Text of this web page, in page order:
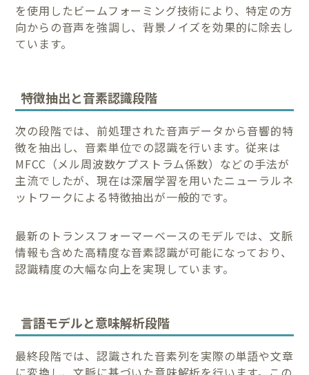
を使用したビームフォーミング技術により、特定の方
向からの音声を強調し、背景ノイズを効果的に除去し
ています。
特徴抽出と音素認識段階
次の段階では、前処理された音声データから音響的特
徴を抽出し、音素単位での認識を行います。従来は
MFCC（メル周波数ケプストラム係数）などの手法が
主流でしたが、現在は深層学習を用いたニューラルネ
ットワークによる特徴抽出が一般的です。
最新のトランスフォーマーベースのモデルでは、文脈
情報も含めた高精度な音素認識が可能になっており、
認識精度の大幅な向上を実現しています。
言語モデルと意味解析段階
最終段階では、認識された音素列を実際の単語や文章